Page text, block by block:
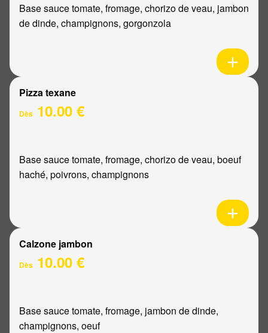
Base sauce tomate, fromage, chorizo de veau, jambon
de dinde, champignons, gorgonzola
Pizza texane
Dès 10.00 €
Base sauce tomate, fromage, chorizo de veau, boeuf
haché, poivrons, champignons
Calzone jambon
Dès 10.00 €
Base sauce tomate, fromage, jambon de dinde,
champignons, oeuf